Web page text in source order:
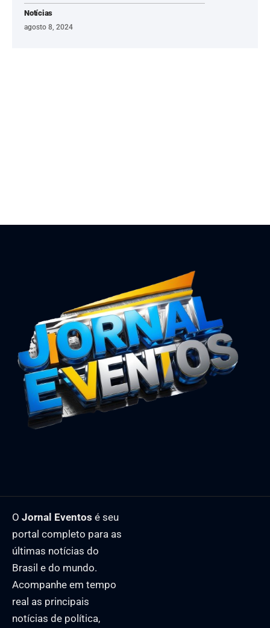
Notícias
agosto 8, 2024
O Jornal Eventos é seu
portal completo para as
últimas notícias do
Brasil e do mundo.
Acompanhe em tempo
real as principais
notícias de política,